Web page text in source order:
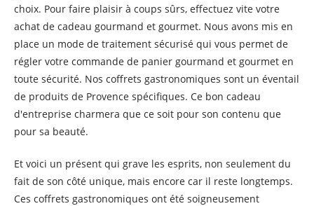
choix. Pour faire plaisir à coups sûrs, effectuez vite votre
achat de cadeau gourmand et gourmet. Nous avons mis en
place un mode de traitement sécurisé qui vous permet de
régler votre commande de panier gourmand et gourmet en
toute sécurité. Nos coffrets gastronomiques sont un éventail
de produits de Provence spécifiques. Ce bon cadeau
d'entreprise charmera que ce soit pour son contenu que
pour sa beauté.
Et voici un présent qui grave les esprits, non seulement du
fait de son côté unique, mais encore car il reste longtemps.
Ces coffrets gastronomiques ont été soigneusement